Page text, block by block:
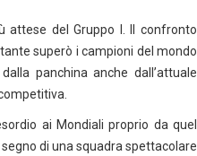
attese del Gruppo I. Il confronto
superò i campioni del mondo
panchina anche dall’attuale
ai Mondiali proprio da quel
di una squadra spettacolare